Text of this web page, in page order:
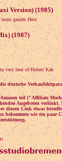
Version) (1985)
ganzes Herz
(1987)
very best of Hubert Kah
deutsche
teil ("Affiliate
Angeboten
diesen Link etwas
bekommen wir ein paar